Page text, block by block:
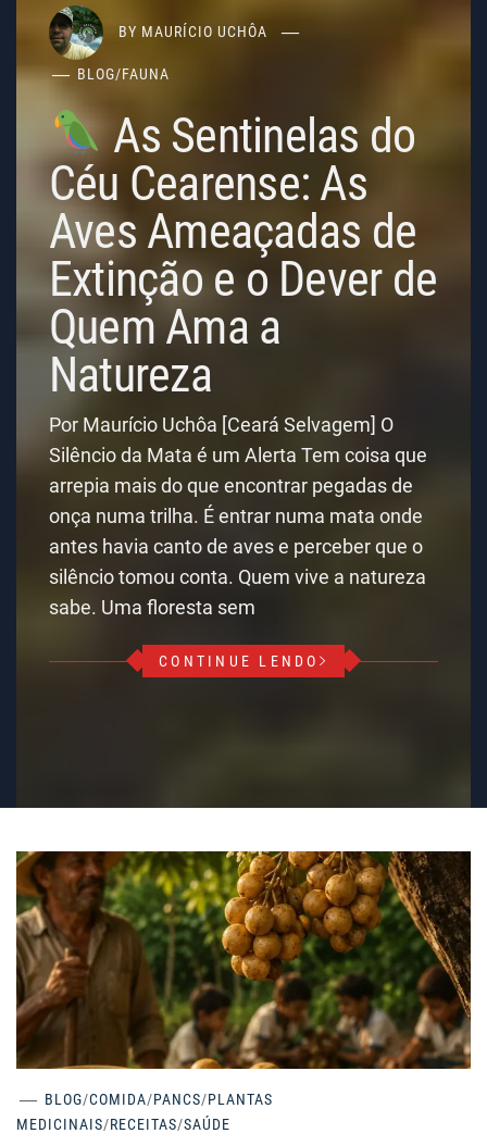
BY MAURÍCIO UCHÔA
BLOG/FAUNA
As Sentinelas do
Céu Cearense: As
Aves Ameaçadas de
Extinção e o Dever de
Quem Ama a
Natureza
Por Maurício Uchôa [Ceará Selvagem] O
Silêncio da Mata é um Alerta Tem coisa que
arrepia mais do que encontrar pegadas de
onça numa trilha. É entrar numa mata onde
antes havia canto de aves e perceber que o
silêncio tomou conta. Quem vive a natureza
sabe. Uma floresta sem
CONTINUE LENDO
BLOG/COMIDA/PANCS/PLANTAS
MEDICINAIS/RECEITAS/SAÚDE